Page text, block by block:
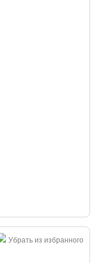
Убрать из избранного